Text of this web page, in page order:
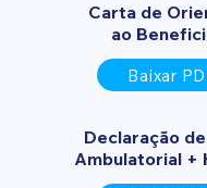
Carta de
ao
Baixar
Declaração
Ambulatorial +